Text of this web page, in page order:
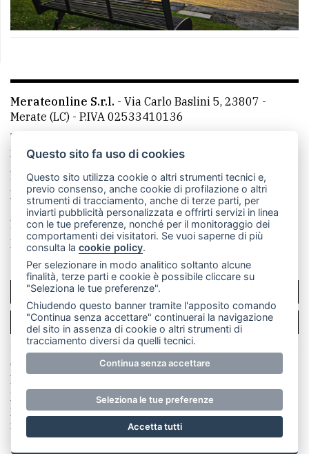
Merateonline S.r.l. - Via Carlo Baslini 5, 23807 -
Merate (LC) - P.IVA 02533410136
Telefono:
mail: redazione@leccoonline.com
La redazione
MerateOnline CasateOnline
RSS
Made by VIP
Privacy policy
Cookie policy
Rivedi le tue scelte sui cookie
SCRIVICI
PER LA TUA PUBBLICITÀ
© Copyright Merateonline S.r.l. - Tutti i diritti riservati.
E' proibita la riproduzione e pubblicazione anche
parziale di testi, articoli e immagini senza la
preventiva autorizzazione scritta dell'editore. RI Lecco
numero Rea LC 291.277 - Capitale sociale 10.329,14 €
Questo sito fa uso di cookies
Questo sito utilizza cookie o altri strumenti tecnici e,
previo consenso, anche cookie di profilazione o altri
strumenti di tracciamento, anche di terze parti, per
inviarti pubblicità personalizzata e offrirti servizi in linea
con le tue preferenze, nonché per il monitoraggio dei
comportamenti dei visitatori. Se vuoi saperne di più
consulta lacookie policy.
Per selezionare in modo analitico soltanto alcune
finalità, terze parti e cookie è possibile cliccare su
"Seleziona le tue preferenze".
Chiudendo questo banner tramite l'apposito comando
"Continua senza accettare" continuerai la navigazione
del sito in assenza di cookie o altri strumenti di
tracciamento diversi da quelli tecnici.
Continua senza accettare
Seleziona le tue preferenze
Accetta tutti